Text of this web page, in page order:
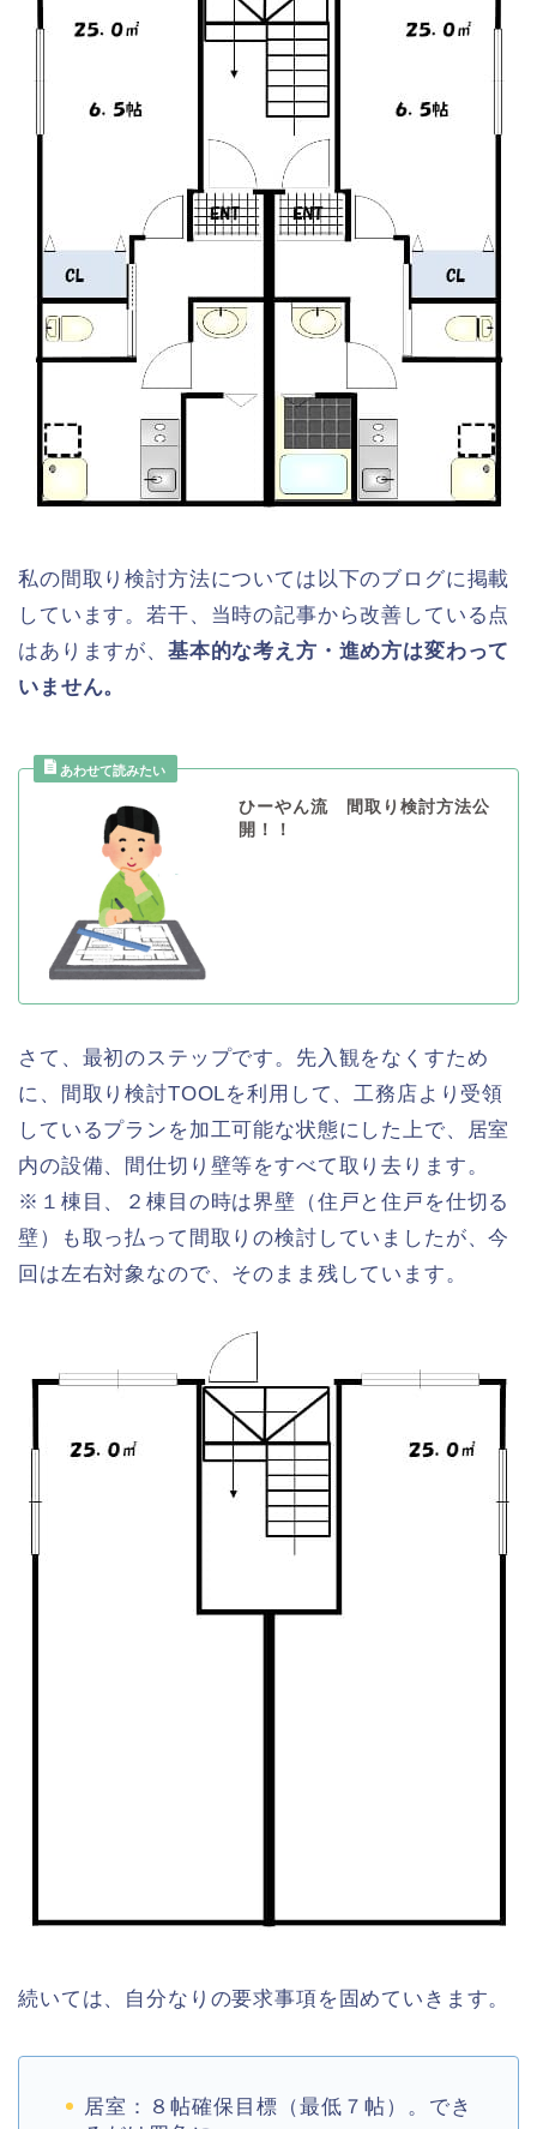
私の間取り検討方法については以下のブログに掲載
しています。若干、当時の記事から改善している点
はありますが、 基本的な考え方・進め方は変わって
いません。
ひーやん流 間取り検討方法公
開！！
さて、最初のステップです。先入観をなくすため
に、間取り検討TOOLを利用して、工務店より受領
しているプランを加工可能な状態にした上で、居室
内の設備、間仕切り壁等をすべて取り去ります。
※１棟目、２棟目の時は界壁（住戸と住戸を仕切る
壁）も取っ払って間取りの検討していましたが、今
回は左右対象なので、そのまま残しています。
続いては、自分なりの要求事項を固めていきます。
居室：８帖確保目標（最低７帖）。でき